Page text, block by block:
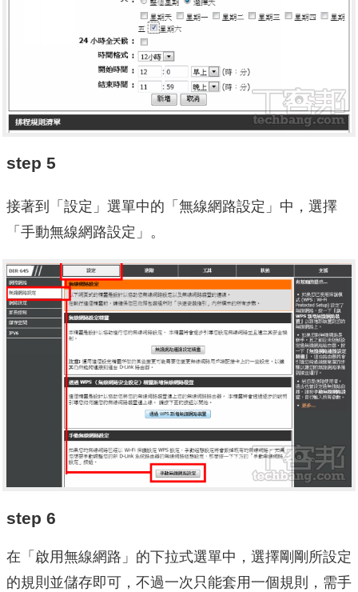
step 5
接著到「設定」選單中的「無線網路設定」中，選擇
「手動無線網路設定」。
step 6
在「啟用無線網路」的下拉式選單中，選擇剛剛所設定
的規則並儲存即可，不過一次只能套用一個規則，需手